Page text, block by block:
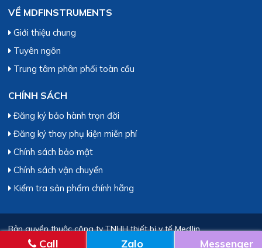
VỀ MDFINSTRUMENTS
Giới thiệu chung
Tuyên ngôn
Trung tâm phân phối toàn cầu
CHÍNH SÁCH
Đăng ký bảo hành trọn đời
Đăng ký thay phụ kiện miễn phí
Chính sách bảo mật
Chính sách vận chuyển
Kiểm tra sản phẩm chính hãng
Bản quyền thuộc công ty TNHH thiết bị y tế MedJin
Call Zalo Messenger